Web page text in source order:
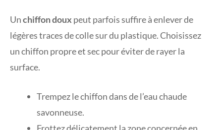
Unchiffon doux peut parfois suffire à enlever de
légères traces de colle sur du plastique. Choisissez
un chiffon propre et sec pour éviter de rayer la
surface.
Trempez le chiffon dans de l’eau chaude
savonneuse.